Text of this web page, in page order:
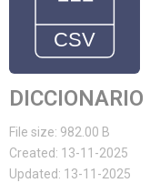
DICCIONARIO
File size: 982.00 B
Created: 13-11-2025
Updated: 13-11-2025